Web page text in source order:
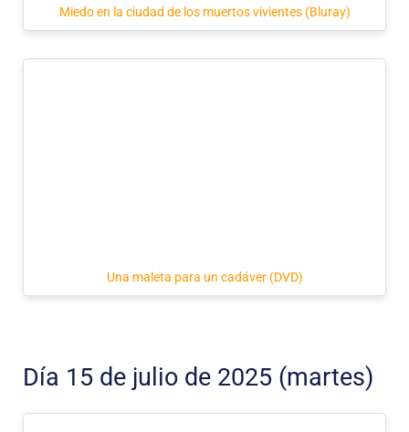
Miedo en la ciudad de los muertos vivientes (Bluray)
Una maleta para un cadáver (DVD)
Día 15 de julio de 2025 (martes)